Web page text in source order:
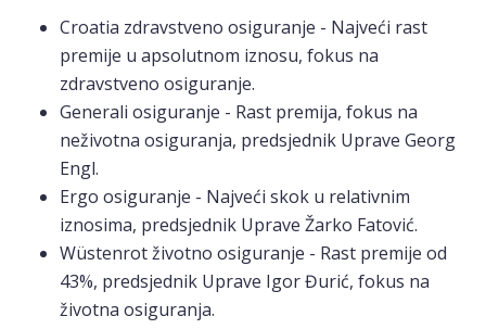
Croatia zdravstveno osiguranje - Najveći rast
premije u apsolutnom iznosu, fokus na
zdravstveno osiguranje.
Generali osiguranje - Rast premija, fokus na
neživotna osiguranja, predsjednik Uprave Georg
Engl.
Ergo osiguranje - Najveći skok u relativnim
iznosima, predsjednik Uprave Žarko Fatović.
Wüstenrot životno osiguranje - Rast premije od
43%, predsjednik Uprave Igor Đurić, fokus na
životna osiguranja.